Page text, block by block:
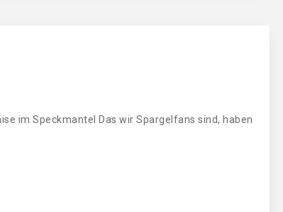
im Speckmantel Das wir Spargelfans sind, haben